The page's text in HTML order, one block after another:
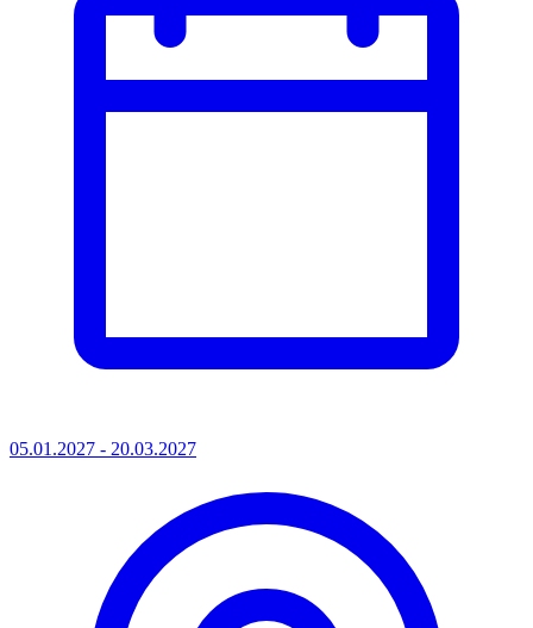
05.01.2027 - 20.03.2027